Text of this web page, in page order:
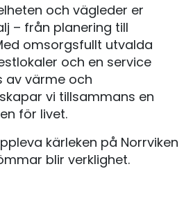
och vägleder er
– från planering till
omsorgsfullt utvalda
och en service
av värme och
vi tillsammans en
för livet.
kärleken på Norrviken
blir verklighet.